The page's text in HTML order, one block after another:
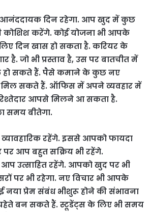
दिन रहेगा. आप खुद में कुछ
कोशिश करेंगे. कोई योजना भी आपके
दिन खास हो सकता है. करियर के
है. जो भी प्रस्ताव है, उस पर बातचीत में
हो सकते हैं. पैसे कमाने के कुछ नए
सकते हैं. ऑफिस में अपने व्यवहार में
आपसे मिलने आ सकता है.
समय बीतेगा.
रहेंगे. इससे आपको फायदा
पर आप बहुत सक्रिय भी रहेंगे.
आप उत्साहित रहेंगे. आपको खुद पर भी
पर भी रहेगा. नए विचार भी आपके
नया प्रेम संबंध भीशुरू होने की संभावना
बन सकते हैं. स्टूडेंट्स के लिए भी समय